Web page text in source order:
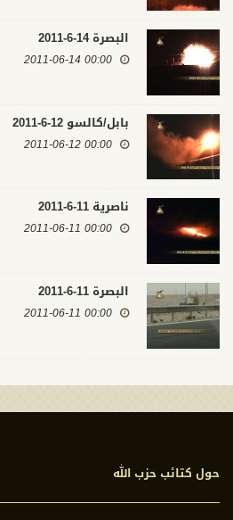
البصرة 14-6-2011
00:00 2011-06-14
بابل/كالسو 12-6-2011
00:00 2011-06-12
ناصرية 11-6-2011
00:00 2011-06-11
البصرة 11-6-2011
00:00 2011-06-11
حول كتائب حزب الله